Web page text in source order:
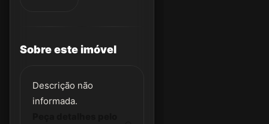
Sobre este imóvel
Descrição não
informada.